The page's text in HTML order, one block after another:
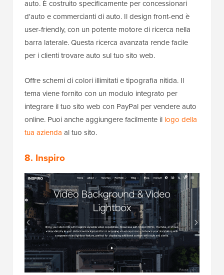
auto. È costruito specificamente per concessionari
d'auto e commercianti di auto. Il design front-end è
user-friendly, con un potente motore di ricerca nella
barra laterale. Questa ricerca avanzata rende facile
per i clienti trovare auto sul tuo sito web.
Offre schemi di colori illimitati e tipografia nitida. Il
tema viene fornito con un modulo integrato per
integrare il tuo sito web con PayPal per vendere auto
online. Puoi anche aggiungere facilmente il logo della
tua azienda al tuo sito.
8. Inspiro